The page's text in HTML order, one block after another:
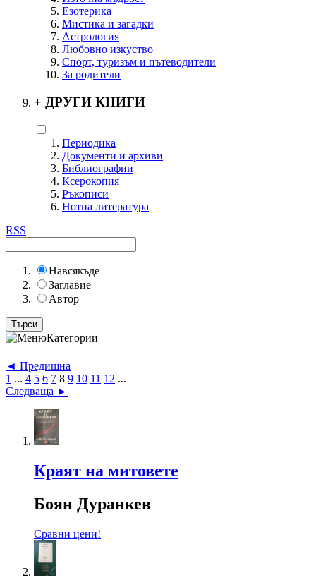
Езотерика
Мистика и загадки
Астрология
Любовно изкуство
Спорт, туризъм и пътеводители
За родители
+ ДРУГИ КНИГИ
Периодика
Документи и архиви
Библиографии
Ксерокопия
Ръкописи
Нотна литература
RSS
Навсякъде
Заглавие
Автор
Категории
◄ Предишна
1 ... 4 5 6 7 8 9 10 11 12 ...
Следваща ►
Краят на митовете
Боян Дуранкев
Сравни цени!